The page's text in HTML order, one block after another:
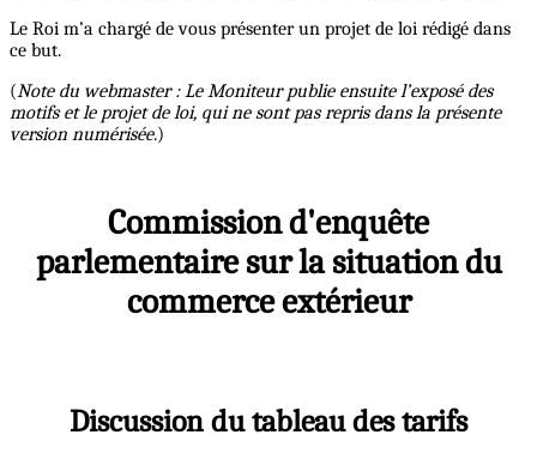
Le Roi m’a chargé de vous présenter un projet de loi rédigé dans
ce but.
(Note du webmaster : Le Moniteur publie ensuite l’exposé des
motifs et le projet de loi, qui ne sont pas repris dans la présente
version numérisée.)
Commission d'enquête
parlementaire sur la situation du
commerce extérieur
Discussion du tableau des tarifs